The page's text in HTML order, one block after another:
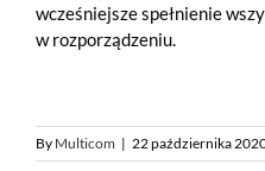
wcześniejsze spełnienie
w rozporządzeniu.
By Multicom | 22 października